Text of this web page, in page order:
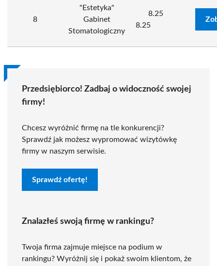
8
"Estetyka"
Gabinet
Stomatologiczny
8.25
8.25
Przedsiębiorco! Zadbaj o widoczność swojej
firmy!
Chcesz wyróżnić firmę na tle konkurencji?
Sprawdź jak możesz wypromować wizytówkę
firmy w naszym serwisie.
Sprawdź ofertę!
Znalazłeś swoją firmę w rankingu?
Twoja firma zajmuje miejsce na podium w
rankingu? Wyróżnij się i pokaż swoim klientom, że